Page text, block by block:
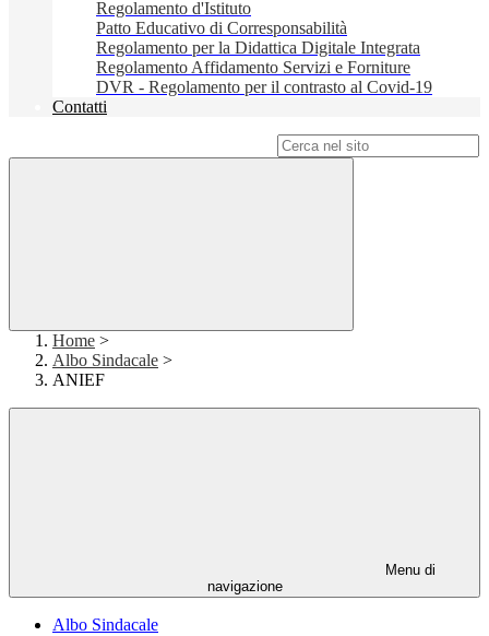
Regolamento d'Istituto
Patto Educativo di Corresponsabilità
Regolamento per la Didattica Digitale Integrata
Regolamento Affidamento Servizi e Forniture
DVR - Regolamento per il contrasto al Covid-19
Contatti
Home >
Albo Sindacale >
ANIEF
Menu di
navigazione
Albo Sindacale